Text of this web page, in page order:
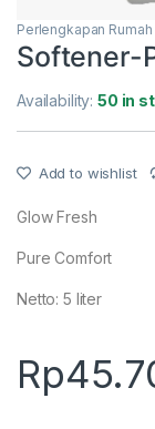
Perlengkapan
Softener-
Availability:50 in
Add to wishlist
Glow Fresh
Pure Comfort
Netto: 5 liter
Rp